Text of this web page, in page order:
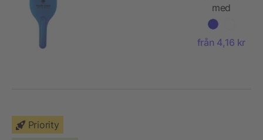
med
handtag
från 4,16 kr
Priority